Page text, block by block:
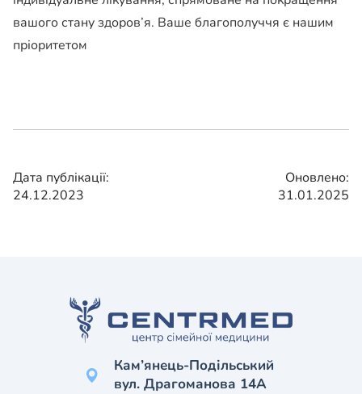
вашого стану здоров’я. Ваше благополуччя є нашим
пріоритетом
Дата публікації:
24.12.2023
Оновлено:
31.01.2025
Кам’янець-Подільський
вул. Драгоманова 14А